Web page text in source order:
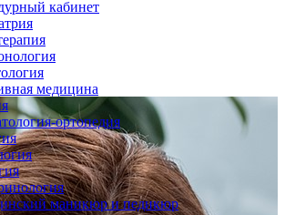
кабинет
медицина
ортопедия
маникюр и педикюр